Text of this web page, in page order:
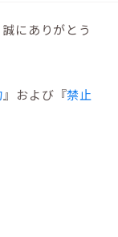
にありがとう
』および『禁止